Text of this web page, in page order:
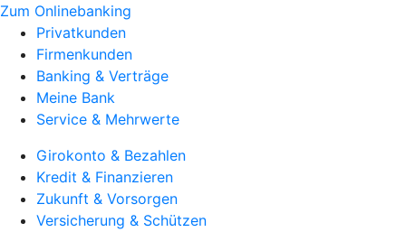
Zum Onlinebanking
Privatkunden
Firmenkunden
Banking & Verträge
Meine Bank
Service & Mehrwerte
Girokonto & Bezahlen
Kredit & Finanzieren
Zukunft & Vorsorgen
Versicherung & Schützen